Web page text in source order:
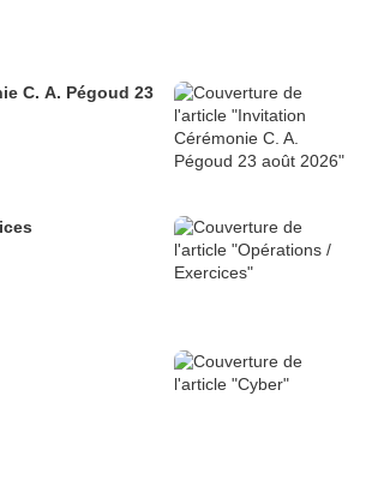
C. A. Pégoud 23